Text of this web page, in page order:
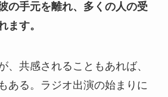
の手元を離れ、多くの人の受
ます。
、共感されることもあれば、
ある。ラジオ出演の始まりに